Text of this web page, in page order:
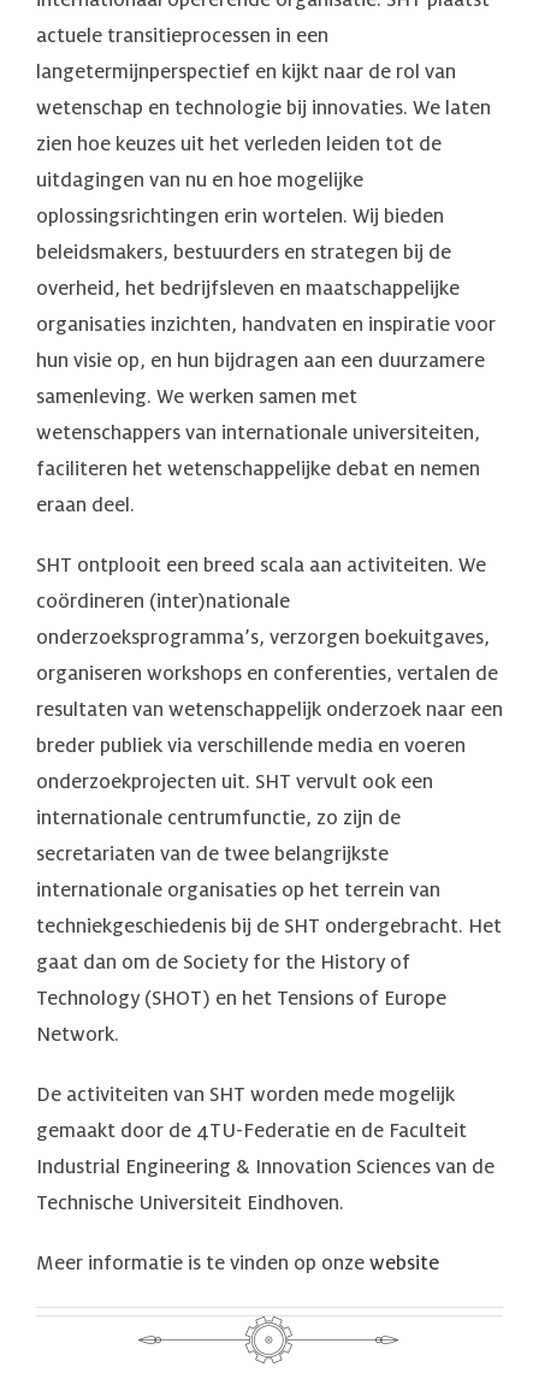
actuele transitieprocessen in een
langetermijnperspectief en kijkt naar de rol van
wetenschap en technologie bij innovaties. We laten
zien hoe keuzes uit het verleden leiden tot de
uitdagingen van nu en hoe mogelijke
oplossingsrichtingen erin wortelen. Wij bieden
beleidsmakers, bestuurders en strategen bij de
overheid, het bedrijfsleven en maatschappelijke
organisaties inzichten, handvaten en inspiratie voor
hun visie op, en hun bijdragen aan een duurzamere
samenleving. We werken samen met
wetenschappers van internationale universiteiten,
faciliteren het wetenschappelijke debat en nemen
eraan deel.
SHT ontplooit een breed scala aan activiteiten. We
coördineren (inter)nationale
onderzoeksprogramma’s, verzorgen boekuitgaves,
organiseren workshops en conferenties, vertalen de
resultaten van wetenschappelijk onderzoek naar een
breder publiek via verschillende media en voeren
onderzoekprojecten uit. SHT vervult ook een
internationale centrumfunctie, zo zijn de
secretariaten van de twee belangrijkste
internationale organisaties op het terrein van
techniekgeschiedenis bij de SHT ondergebracht. Het
gaat dan om de Society for the History of
Technology (SHOT) en het Tensions of Europe
Network.
De activiteiten van SHT worden mede mogelijk
gemaakt door de 4TU-Federatie en de Faculteit
Industrial Engineering & Innovation Sciences van de
Technische Universiteit Eindhoven.
Meer informatie is te vinden op onze website